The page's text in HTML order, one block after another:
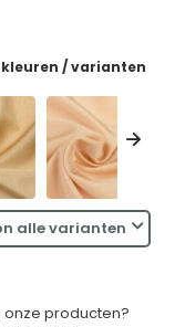
/ varianten
alle varianten
onze producten?